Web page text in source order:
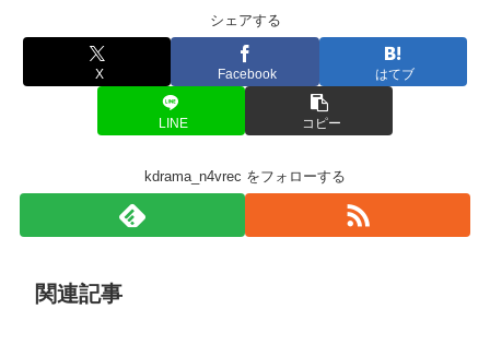
シェアする
X Facebook はてブ
LINE コピー
kdrama_n4vrec をフォローする
関連記事